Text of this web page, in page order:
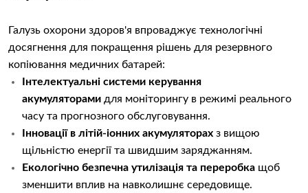
Галузь охорони здоров'я впроваджує технологічні
досягнення для покращення рішень для резервного
копіювання медичних батарей:
Інтелектуальні системи керування
акумуляторами для моніторингу в режимі реального
часу та прогнозного обслуговування.
Інновації в літій-іонних акумуляторах з вищою
щільністю енергії та швидшим заряджанням.
Екологічно безпечна утилізація та переробка щоб
зменшити вплив на навколишнє середовище.